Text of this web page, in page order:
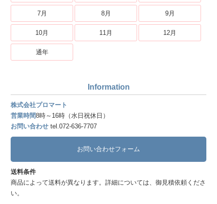
7月 8月 9月
10月 11月 12月
通年
Information
株式会社プロマート
営業時間8時～16時（水日祝休日）
お問い合わせ tel.072-636-7707
お問い合わせフォーム
送料条件
商品によって送料が異なります。詳細については、御見積依頼くださ
い。